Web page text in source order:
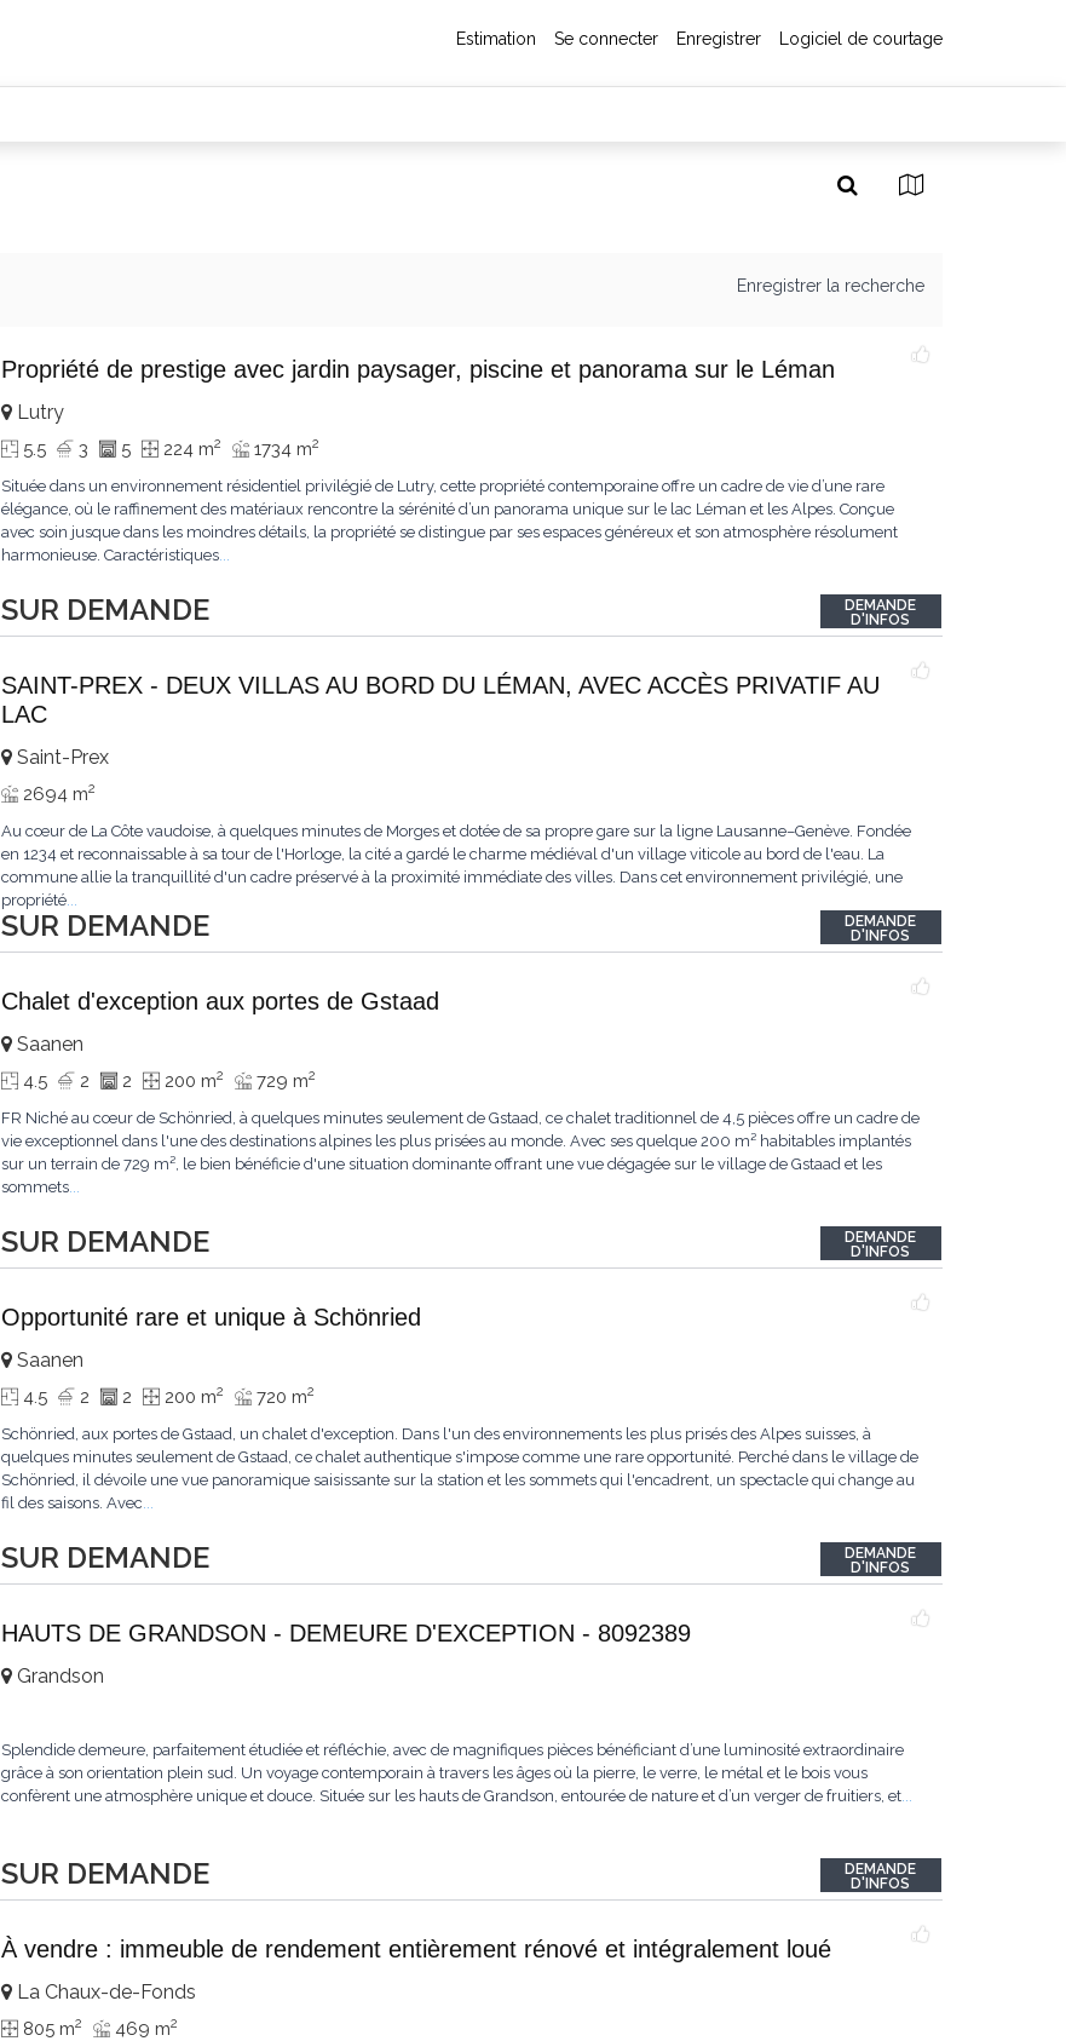
Estimation Se connecter Enregistrer Logiciel de courtage
Enregistrer la recherche
Propriété de prestige avec jardin paysager, piscine et panorama sur le Léman
SUR DEMANDE
Lutry
5.5 3 5 224 m2 1734 m2
Située dans un environnement résidentiel privilégié de Lutry, cette propriété contemporaine offre un cadre de vie d’une rare
élégance, où le raffinement des matériaux rencontre la sérénité d’un panorama unique sur le lac Léman et les Alpes. Conçue
avec soin jusque dans les moindres détails, la propriété se distingue par ses espaces généreux et son atmosphère résolument
harmonieuse. Caractéristiques...
DEMANDE
D'INFOS
SAINT-PREX - DEUX VILLAS AU BORD DU LÉMAN, AVEC ACCÈS PRIVATIF AU
LAC
SUR DEMANDE
Saint-Prex
2694 m2
Au cœur de La Côte vaudoise, à quelques minutes de Morges et dotée de sa propre gare sur la ligne Lausanne–Genève. Fondée
en 1234 et reconnaissable à sa tour de l'Horloge, la cité a gardé le charme médiéval d'un village viticole au bord de l'eau. La
commune allie la tranquillité d'un cadre préservé à la proximité immédiate des villes. Dans cet environnement privilégié, une
propriété...
DEMANDE
D'INFOS
Chalet d'exception aux portes de Gstaad
SUR DEMANDE
Saanen
4.5 2 2 200 m2 729 m2
FR Niché au cœur de Schönried, à quelques minutes seulement de Gstaad, ce chalet traditionnel de 4,5 pièces offre un cadre de
vie exceptionnel dans l'une des destinations alpines les plus prisées au monde. Avec ses quelque 200 m² habitables implantés
sur un terrain de 729 m², le bien bénéficie d'une situation dominante offrant une vue dégagée sur le village de Gstaad et les
sommets...
DEMANDE
D'INFOS
Opportunité rare et unique à Schönried
SUR DEMANDE
Saanen
4.5 2 2 200 m2 720 m2
Schönried, aux portes de Gstaad, un chalet d'exception. Dans l'un des environnements les plus prisés des Alpes suisses, à
quelques minutes seulement de Gstaad, ce chalet authentique s'impose comme une rare opportunité. Perché dans le village de
Schönried, il dévoile une vue panoramique saisissante sur la station et les sommets qui l'encadrent, un spectacle qui change au
fil des saisons. Avec...
DEMANDE
D'INFOS
HAUTS DE GRANDSON - DEMEURE D'EXCEPTION - 8092389
SUR DEMANDE
Grandson
Splendide demeure, parfaitement étudiée et réfléchie, avec de magnifiques pièces bénéficiant d’une luminosité extraordinaire
grâce à son orientation plein sud. Un voyage contemporain à travers les âges où la pierre, le verre, le métal et le bois vous
confèrent une atmosphère unique et douce. Située sur les hauts de Grandson, entourée de nature et d’un verger de fruitiers, et...
DEMANDE
D'INFOS
À vendre : immeuble de rendement entièrement rénové et intégralement loué
La Chaux-de-Fonds
805 m2 469 m2